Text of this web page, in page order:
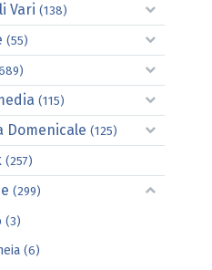
Vari (138)
(55)
(115)
Domenicale (125)
(257)
(299)
(3)
(6)